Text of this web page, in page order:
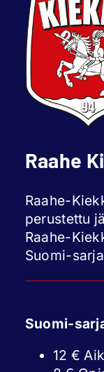
Raahe
Raahe-
perustettu
Raahe-
Suomi-
Suomi-
12 €